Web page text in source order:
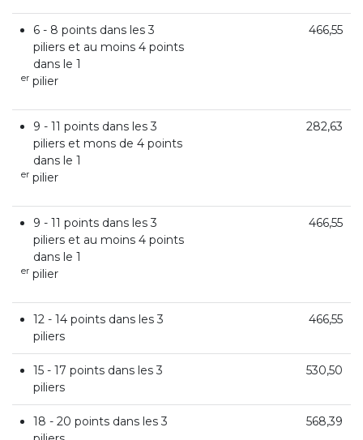
6 - 8 points dans les 3
piliers et au moins 4 points
dans le 1
erpilier
466,55
9 - 11 points dans les 3
piliers et mons de 4 points
dans le 1
erpilier
282,63
9 - 11 points dans les 3
piliers et au moins 4 points
dans le 1
erpilier
466,55
12 - 14 points dans les 3
piliers
466,55
15 - 17 points dans les 3
piliers
530,50
18 - 20 points dans les 3
568,39